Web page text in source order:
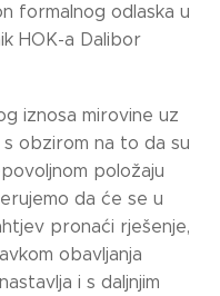
formalnog odlaska u
HOK-a Dalibor
iznosa mirovine uz
obzirom na to da su
položaju
da će se u
pronaći rješenje,
obavljanja
i s daljnjim